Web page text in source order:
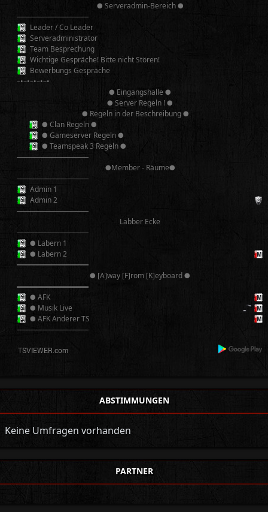
● Serveradmin-Bereich ●
──────────
Leader / Co Leader
Serveradministrator
Team Besprechung
Wichtige Gespräche! Bitte nicht Stören!
Bewerbungs Gespräche
–•–•–•–•–•
● Eingangshalle ●
● Server Regeln ! ●
● Regeln in der Beschreibung ●
● Clan Regeln ●
● Gameserver Regeln ●
● Teamspeak 3 Regeln ●
──────────
●Member - Räume●
──────────
Admin 1
Admin 2
──────────
Labber Ecke
──────────
● Labern 1
● Labern 2
══════════
● [A]way [F]rom [K]eyboard ●
══════════
● AFK
● Musik Live
● AFK Anderer TS
──────────
ABSTIMMUNGEN
Keine Umfragen vorhanden
PARTNER